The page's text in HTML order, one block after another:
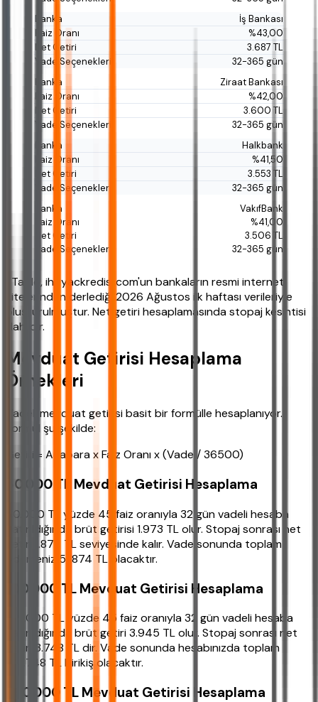
İş Bankası
%43,00
3.687 TL
32-365 gün
Ziraat Bankası
%42,00
3.600 TL
32-365 gün
Halkbank
%41,50
3.553 TL
32-365 gün
VakıfBank
%41,00
3.506 TL
32-365 gün
*Tablo, ihtiyackredisi.com'un bankaların resmi internet
sitelerinden derlediği 2026 Ağustos ilk haftası verileriyle
oluşturulmuştur. Net getiri hesaplamasında stopaj kesintisi
dahildir.
Mevduat Getirisi Hesaplama
Örnekleri
Vadeli mevduat getirisi basit bir formülle hesaplanıyor.
Formül şu şekilde:
Getiri = Anapara x Faiz Oranı x (Vade / 36500)
50.000 TL Mevduat Getirisi Hesaplama
50.000 TL yüzde 45 faiz oranıyla 32 gün vadeli hesaba
yatırıldığında brüt getirisi 1.973 TL olur. Stopaj sonrası net
getiri 1.874 TL seviyesinde kalır. Vade sonunda toplam
ödemeniz 51.874 TL olacaktır.
100.000 TL Mevduat Getirisi Hesaplama
100.000 TL yüzde 45 faiz oranıyla 32 gün vadeli hesaba
yatırıldığında brüt getiri 3.945 TL olur. Stopaj sonrası net
getiri 3.748 TL dir. Vade sonunda hesabınızda toplam
103.748 TL birikiş olacaktır.
250.000 TL Mevduat Getirisi Hesaplama